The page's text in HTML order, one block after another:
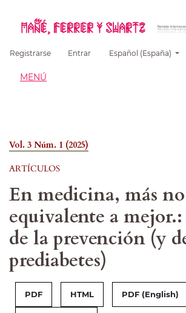
Registrarse Entrar Español (España)
MENÚ
Vol. 3 Núm. 1 (2025)
ARTÍCULOS
En medicina, más no
equivalente a mejor.:
de la prevención (y
prediabetes)
PDF HTML PDF (English)